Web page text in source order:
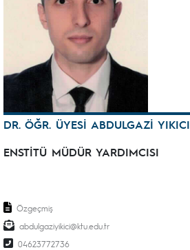
DR. ÖĞR. ÜYESİ ABDULGAZİ YIKICI
ENSTİTÜ MÜDÜR YARDIMCISI
Özgeçmiş
abdulgaziyikici@ktu.edu.tr
04623772736